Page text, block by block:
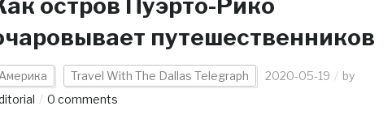
остров Пуэрто-Рико
путешественников
Америка Travel With The Dallas Telegraph 2020-05-19
by
0 comments